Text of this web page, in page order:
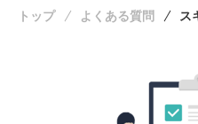
トップ よくある質問 ス